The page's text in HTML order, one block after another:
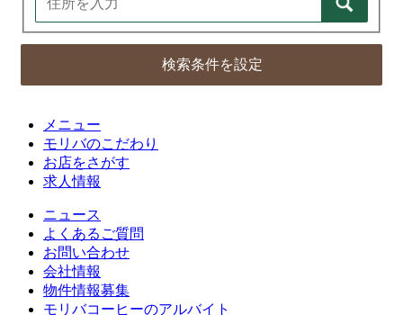
検索条件を設定
メニュー
モリバのこだわり
お店をさがす
求人情報
ニュース
よくあるご質問
お問い合わせ
会社情報
物件情報募集
モリバコーヒーのアルバイト